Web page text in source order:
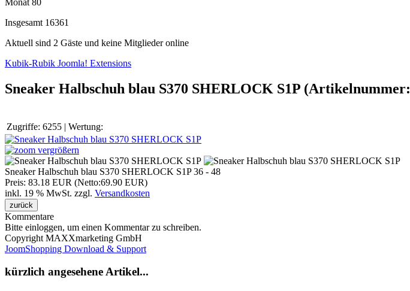
Insgesamt 16361
Aktuell sind 2 Gäste und keine Mitglieder online
Kubik-Rubik Joomla! Extensions
Sneaker Halbschuh blau S370 SHERLOCK S1P (Artikelnummer:
Zugriffe: 6255 | Wertung:
vergrößern
Sneaker Halbschuh blau S370 SHERLOCK S1P 36 - 48
Preis: 83.18 EUR (Netto:69.90 EUR)
inkl. 19 % MwSt. zzgl. Versandkosten
Kommentare
Bitte einloggen, um einen Kommentar zu schreiben.
Copyright MAXXmarketing GmbH
JoomShopping Download & Support
kürzlich angesehene Artikel...